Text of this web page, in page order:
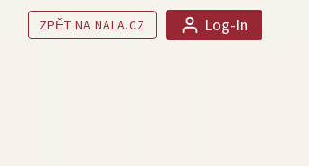
ZPĚT NA NALA.CZ Log-In